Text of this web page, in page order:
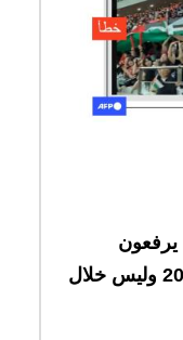
يرفعون
الأعلام الفلسطينية مصوّر عام 2024 وليس خلال